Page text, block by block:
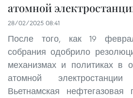
атомной
28/02/2025 08:41
После того, как 19
собрания одобрило
механизмах и политиках в
атомной
Вьетнамская нефтегазовая